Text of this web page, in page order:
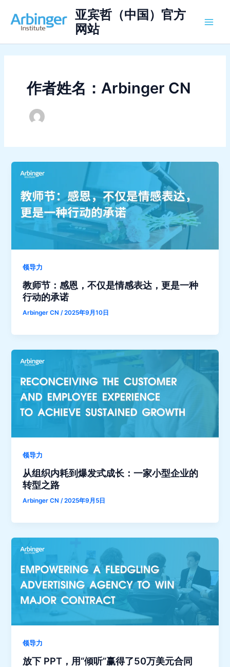
容
亚宾哲（中国）官方
网站
作者姓名：Arbinger CN
领导力
教师节：感恩，不仅是情感表达，更是一种
行动的承诺
Arbinger CN/2025年9月10日
领导力
从组织内耗到爆发式成长：一家小型企业的
转型之路
Arbinger CN/2025年9月5日
领导力
放下 PPT，用“倾听”赢得了50万美元合同